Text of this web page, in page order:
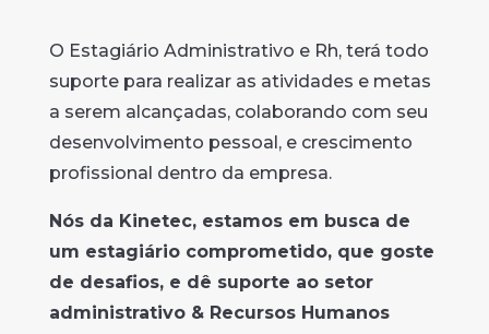
O Estagiário Administrativo e Rh, terá todo
suporte para realizar as atividades e metas
a serem alcançadas, colaborando com seu
desenvolvimento pessoal, e crescimento
profissional dentro da empresa.
Nós da Kinetec, estamos em busca de
um estagiário comprometido, que goste
de desafios, e dê suporte ao setor
administrativo & Recursos Humanos